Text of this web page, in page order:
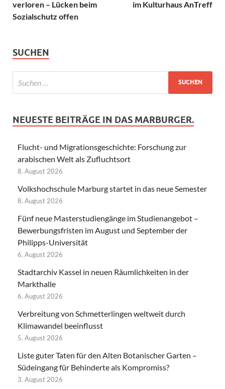
verloren – Lücken beim
Sozialschutz offen
im Kulturhaus AnTreff
SUCHEN
NEUESTE BEITRÄGE IN DAS MARBURGER.
Flucht- und Migrationsgeschichte: Forschung zur
arabischen Welt als Zufluchtsort
8. August 2026
Volkshochschule Marburg startet in das neue Semester
8. August 2026
Fünf neue Masterstudiengänge im Studienangebot –
Bewerbungsfristen im August und September der
Philipps-Universität
6. August 2026
Stadtarchiv Kassel in neuen Räumlichkeiten in der
Markthalle
6. August 2026
Verbreitung von Schmetterlingen weltweit durch
Klimawandel beeinflusst
5. August 2026
Liste guter Taten für den Alten Botanischer Garten –
Südeingang für Behinderte als Kompromiss?
3. August 2026